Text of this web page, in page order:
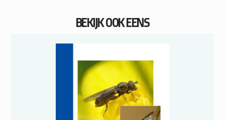
BEKIJK OOK EENS